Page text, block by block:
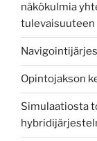
näkökulmia
tulevaisuuteen
Opintojakson
Simulaatiosta